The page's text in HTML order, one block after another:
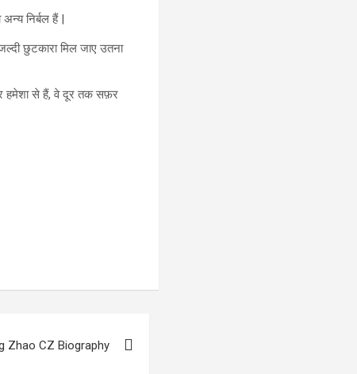
निर्बल हैं |
छुटकारा मिल जाए उतना
हमेशा से हैं, वे दूर तक सफ़र
Zhao CZ Biography